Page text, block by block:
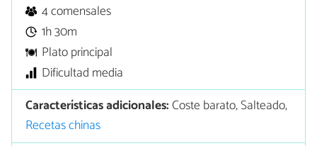
4 comensales
1h 30m
Plato principal
Dificultad media
Características adicionales:Coste barato, Salteado,
Recetas chinas